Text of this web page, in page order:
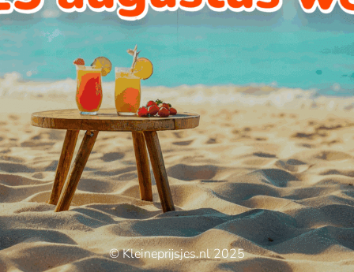
© Kleineprijsjes.nl 2025